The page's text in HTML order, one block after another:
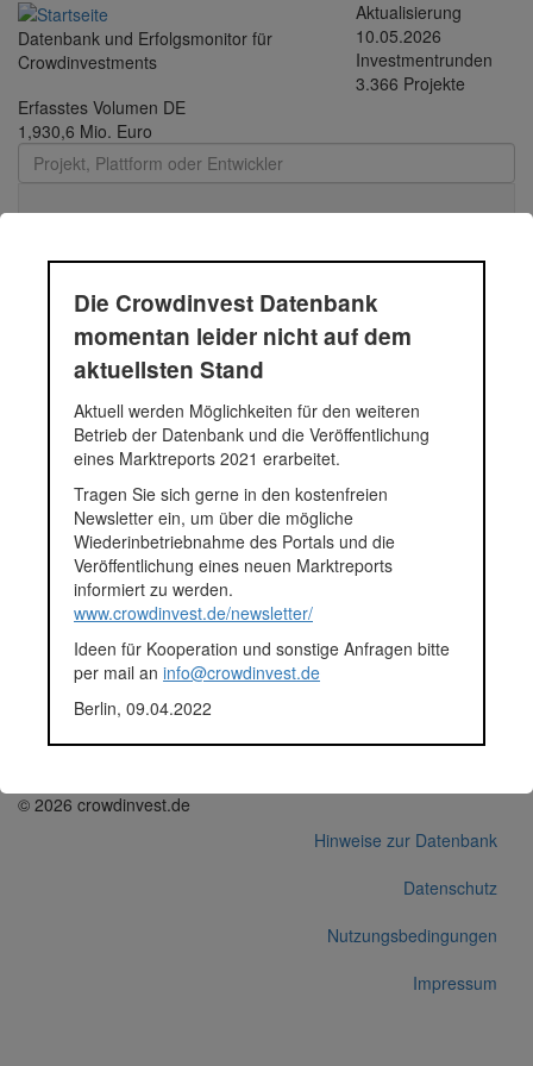
Direkt
zum
Inhalt
Datenbank und Erfolgsmonitor für
Crowdinvestments
Aktualisierung
10.05.2026
Investmentrunden
3.366 Projekte
Erfasstes Volumen DE
1,930,6 Mio. Euro
Toggle
Durchschnittsprojekt
05.-12.2018 - 179 |
Funding Circle Kredit |
2018
Durchschnittsprojekt 05.-12.2018
Fundingsumme
61.895 Euro
Finanziert in
2018
Segment
Unternehmen
Anlagestatus
Plattform
Funding Circle
Korrekturen / Updates übermitteln
Alle Angaben ohne Gewähr auf Vollständigkeit und Richtigkeit.
© 2026 crowdinvest.de
Hinweise zur Datenbank
Datenschutz
Nutzungsbedingungen
Impressum
Die Crowdinvest Datenbank
momentan leider nicht auf dem
aktuellsten Stand
Aktuell werden Möglichkeiten für den weiteren
Betrieb der Datenbank und die Veröffentlichung
eines Marktreports 2021 erarbeitet.
Tragen Sie sich gerne in den kostenfreien
Newsletter ein, um über die mögliche
Wiederinbetriebnahme des Portals und die
Veröffentlichung eines neuen Marktreports
informiert zu werden.
www.crowdinvest.de/newsletter/
Ideen für Kooperation und sonstige Anfragen bitte
per mail an info@crowdinvest.de
Berlin, 09.04.2022